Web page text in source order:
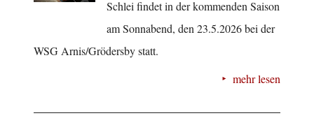
Schlei findet in der kommenden Saison
am Sonnabend, den 23.5.2026 bei der
WSG Arnis/Grödersby statt.
mehr lesen